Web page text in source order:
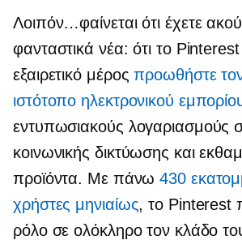
Λοιπόν…φαίνεται ότι έχετε
φανταστικά νέα: ότι το Pinterest
εξαιρετικό μέροςπροωθήστε
ιστότοπο ηλεκτρονικού
εντυπωσιακούς λογαριασμούς
κοινωνικής δικτύωσης και
προϊόντα. Με πάνω430
χρήστες μηνιαίως, το Pinterest
ρόλο σε ολόκληρο τον κλάδο